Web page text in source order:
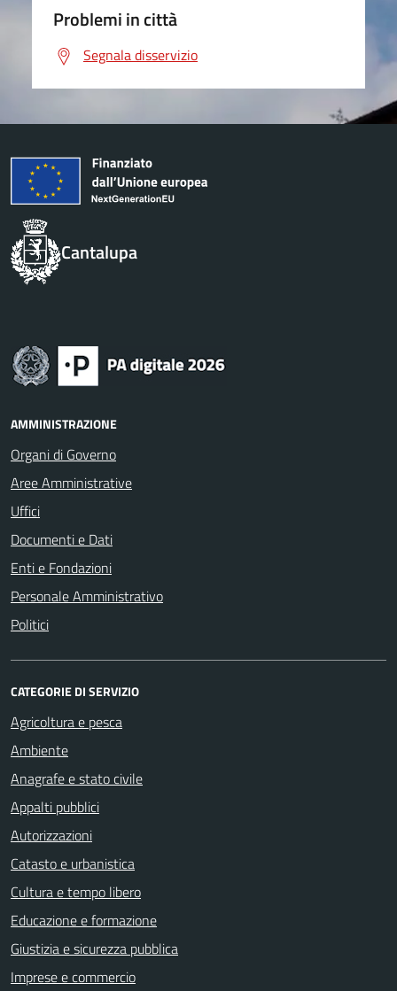
Problemi in città
Segnala disservizio
Cantalupa
AMMINISTRAZIONE
Organi di Governo
Aree Amministrative
Uffici
Documenti e Dati
Enti e Fondazioni
Personale Amministrativo
Politici
CATEGORIE DI SERVIZIO
Agricoltura e pesca
Ambiente
Anagrafe e stato civile
Appalti pubblici
Autorizzazioni
Catasto e urbanistica
Cultura e tempo libero
Educazione e formazione
Giustizia e sicurezza pubblica
Imprese e commercio